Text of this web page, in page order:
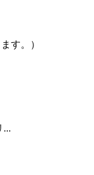
す。）
...